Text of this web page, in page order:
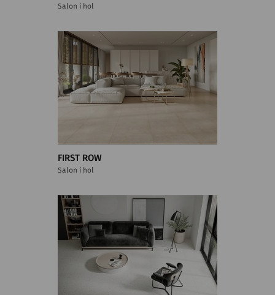
Salon i hol
FIRST ROW
Salon i hol